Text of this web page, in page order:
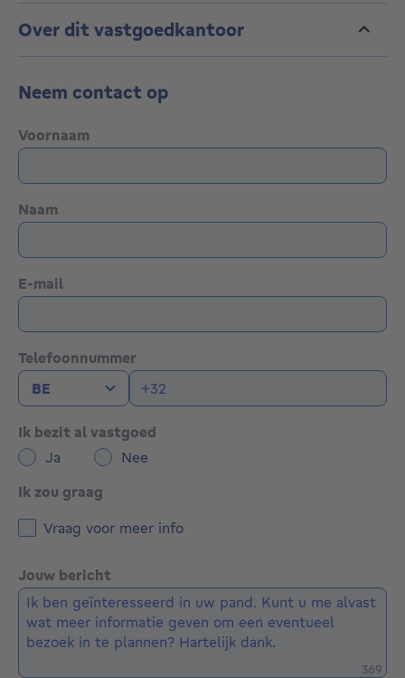
Over dit vastgoedkantoor
Neem contact op
Voornaam
Naam
E-mail
Telefoonnummer
Ik bezit al vastgoed
Ja
Nee
Ik zou graag
Vraag voor meer info
Jouw bericht
369